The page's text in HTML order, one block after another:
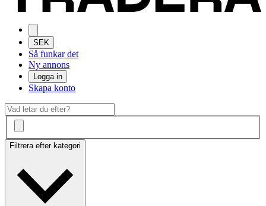
SEK
Så funkar det
Ny annons
Logga in
Skapa konto
Filtrera efter kategori